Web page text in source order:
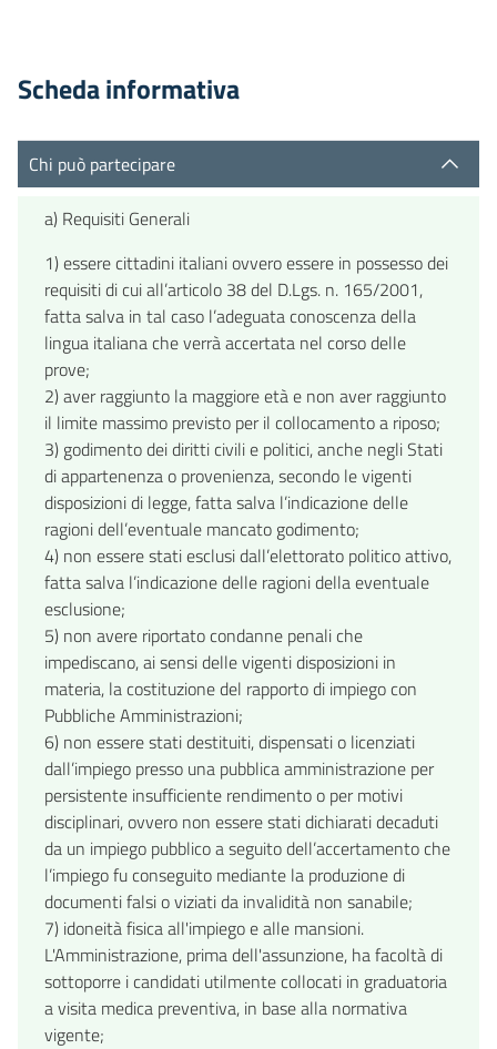
Scheda informativa
Chi può partecipare
a) Requisiti Generali
1) essere cittadini italiani ovvero essere in possesso dei
requisiti di cui all’articolo 38 del D.Lgs. n. 165/2001,
fatta salva in tal caso l’adeguata conoscenza della
lingua italiana che verrà accertata nel corso delle
prove;
2) aver raggiunto la maggiore età e non aver raggiunto
il limite massimo previsto per il collocamento a riposo;
3) godimento dei diritti civili e politici, anche negli Stati
di appartenenza o provenienza, secondo le vigenti
disposizioni di legge, fatta salva l’indicazione delle
ragioni dell’eventuale mancato godimento;
4) non essere stati esclusi dall’elettorato politico attivo,
fatta salva l’indicazione delle ragioni della eventuale
esclusione;
5) non avere riportato condanne penali che
impediscano, ai sensi delle vigenti disposizioni in
materia, la costituzione del rapporto di impiego con
Pubbliche Amministrazioni;
6) non essere stati destituiti, dispensati o licenziati
dall’impiego presso una pubblica amministrazione per
persistente insufficiente rendimento o per motivi
disciplinari, ovvero non essere stati dichiarati decaduti
da un impiego pubblico a seguito dell’accertamento che
l’impiego fu conseguito mediante la produzione di
documenti falsi o viziati da invalidità non sanabile;
7) idoneità fisica all'impiego e alle mansioni.
L'Amministrazione, prima dell'assunzione, ha facoltà di
sottoporre i candidati utilmente collocati in graduatoria
a visita medica preventiva, in base alla normativa
vigente;